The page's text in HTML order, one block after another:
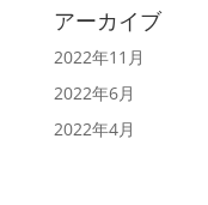
アーカイブ
2022年11月
2022年6月
2022年4月